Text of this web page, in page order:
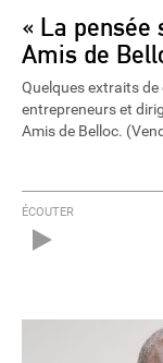
« La pensée
Amis de
Quelques extraits
entrepreneurs et
Amis de Belloc.
ÉCOUTER